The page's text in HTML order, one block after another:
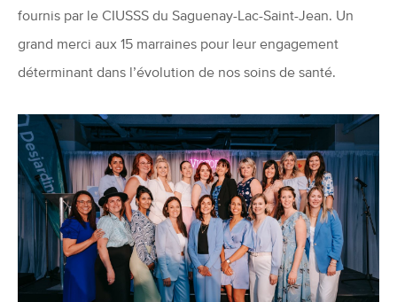
fournis par le CIUSSS du Saguenay-Lac-Saint-Jean. Un
grand merci aux 15 marraines pour leur engagement
déterminant dans l’évolution de nos soins de santé.